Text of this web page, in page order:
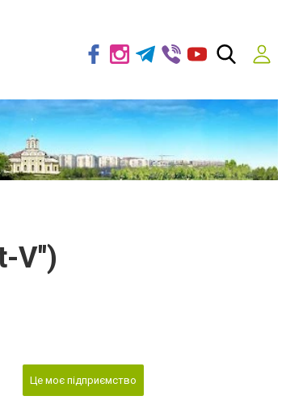
V")
Це моє підприємство